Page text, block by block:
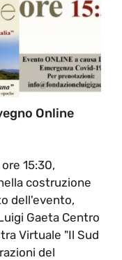
Online
15:30,
costruzione
dell'evento,
Gaeta Centro
Virtuale "Il Sud
del